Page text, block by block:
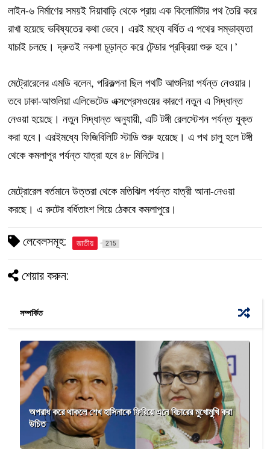
লাইন-৬ নির্মাণের সময়ই দিয়াবাড়ি থেকে প্রায় এক কিলোমিটার পথ তৈরি করে
রাখা হয়েছে ভবিষ্যতের কথা ভেবে। এরই মধ্যে বর্ধিত এ পথের সম্ভাব্যতা
যাচাই চলছে। দ্রুতই নকশা চূড়ান্ত করে টেন্ডার প্রক্রিয়া শুরু হবে।’
মেট্রোরেলের এমডি বলেন, পরিকল্পনা ছিল পথটি আশুলিয়া পর্যন্ত নেওয়ার।
তবে ঢাকা-আশুলিয়া এলিভেটেড এক্সপ্রেসওয়ের কারণে নতুন এ সিদ্ধান্ত
নেওয়া হয়েছে। নতুন সিদ্ধান্ত অনুযায়ী, এটি টঙ্গী রেলস্টেশন পর্যন্ত যুক্ত
করা হবে। এরইমধ্যে ফিজিবিলিটি স্টাডি শুরু হয়েছে। এ পথ চালু হলে টঙ্গী
থেকে কমলাপুর পর্যন্ত যাত্রা হবে ৪৮ মিনিটের।
মেট্রোরেল বর্তমানে উত্তরা থেকে মতিঝিল পর্যন্ত যাত্রী আনা-নেওয়া
করছে। এ রুটের বর্ধিতাংশ গিয়ে ঠেকবে কমলাপুরে।
লেবেলসমূহ: জাতীয় 215
শেয়ার করুন:
সম্পর্কিত
অপরাধ করে থাকলে শেখ হাসিনাকে ফিরিয়ে এনে বিচারের মুখোমুখি করা
উচিত